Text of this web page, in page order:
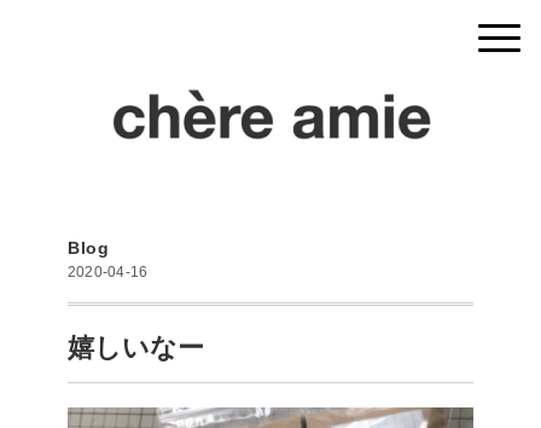
Blog
2020-04-16
嬉しいなー